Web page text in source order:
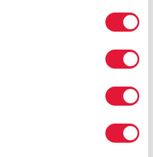
hommes est estimée à 5 %.
PLUS EXPOSÉES AU
les nouvelles infections à VIH
au sein des
les consommateurs de
hommes qui ont des rapports